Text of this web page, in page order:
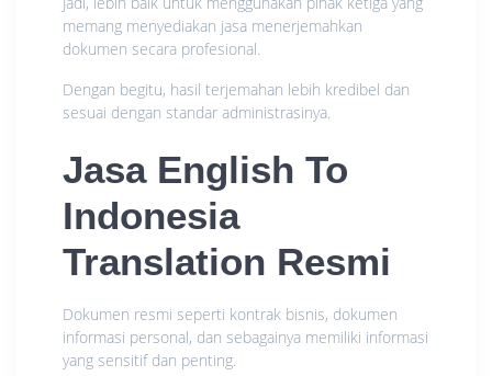
memang menyediakan jasa menerjemahkan
dokumen secara profesional.
Dengan begitu, hasil terjemahan lebih kredibel dan
sesuai dengan standar administrasinya.
Jasa English To
Indonesia
Translation Resmi
Dokumen resmi seperti kontrak bisnis, dokumen
informasi personal, dan sebagainya memiliki informasi
yang sensitif dan penting.